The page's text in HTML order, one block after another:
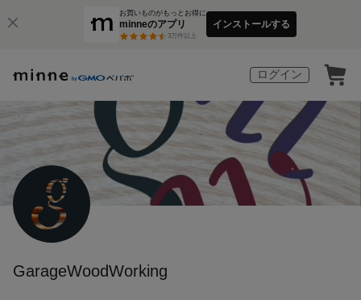
お買いものがもっとお得に
minneのアプリ
3万件以上
インストールする
ログイン
GarageWoodWorking